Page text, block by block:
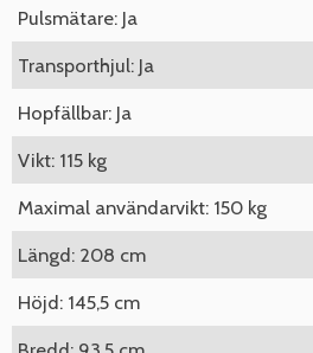
Pulsmätare: Ja
Transporthjul: Ja
Hopfällbar: Ja
Vikt: 115 kg
Maximal användarvikt: 150 kg
Längd: 208 cm
Höjd: 145,5 cm